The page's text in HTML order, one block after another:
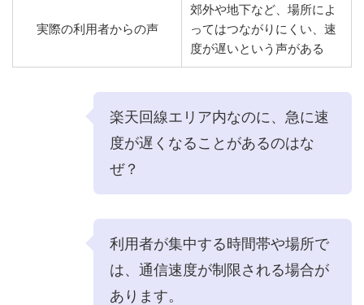
実際の利用者からの声
郊外や地下など、場所によ
ってはつながりにくい、速
度が遅いという声がある
楽天回線エリア内なのに、急に速
度が遅くなることがあるのはな
ぜ？
利用者が集中する時間帯や場所で
は、通信速度が制限される場合が
あります。